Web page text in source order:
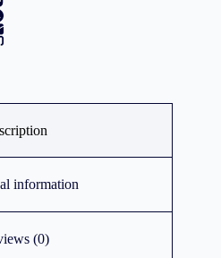
information
(0)